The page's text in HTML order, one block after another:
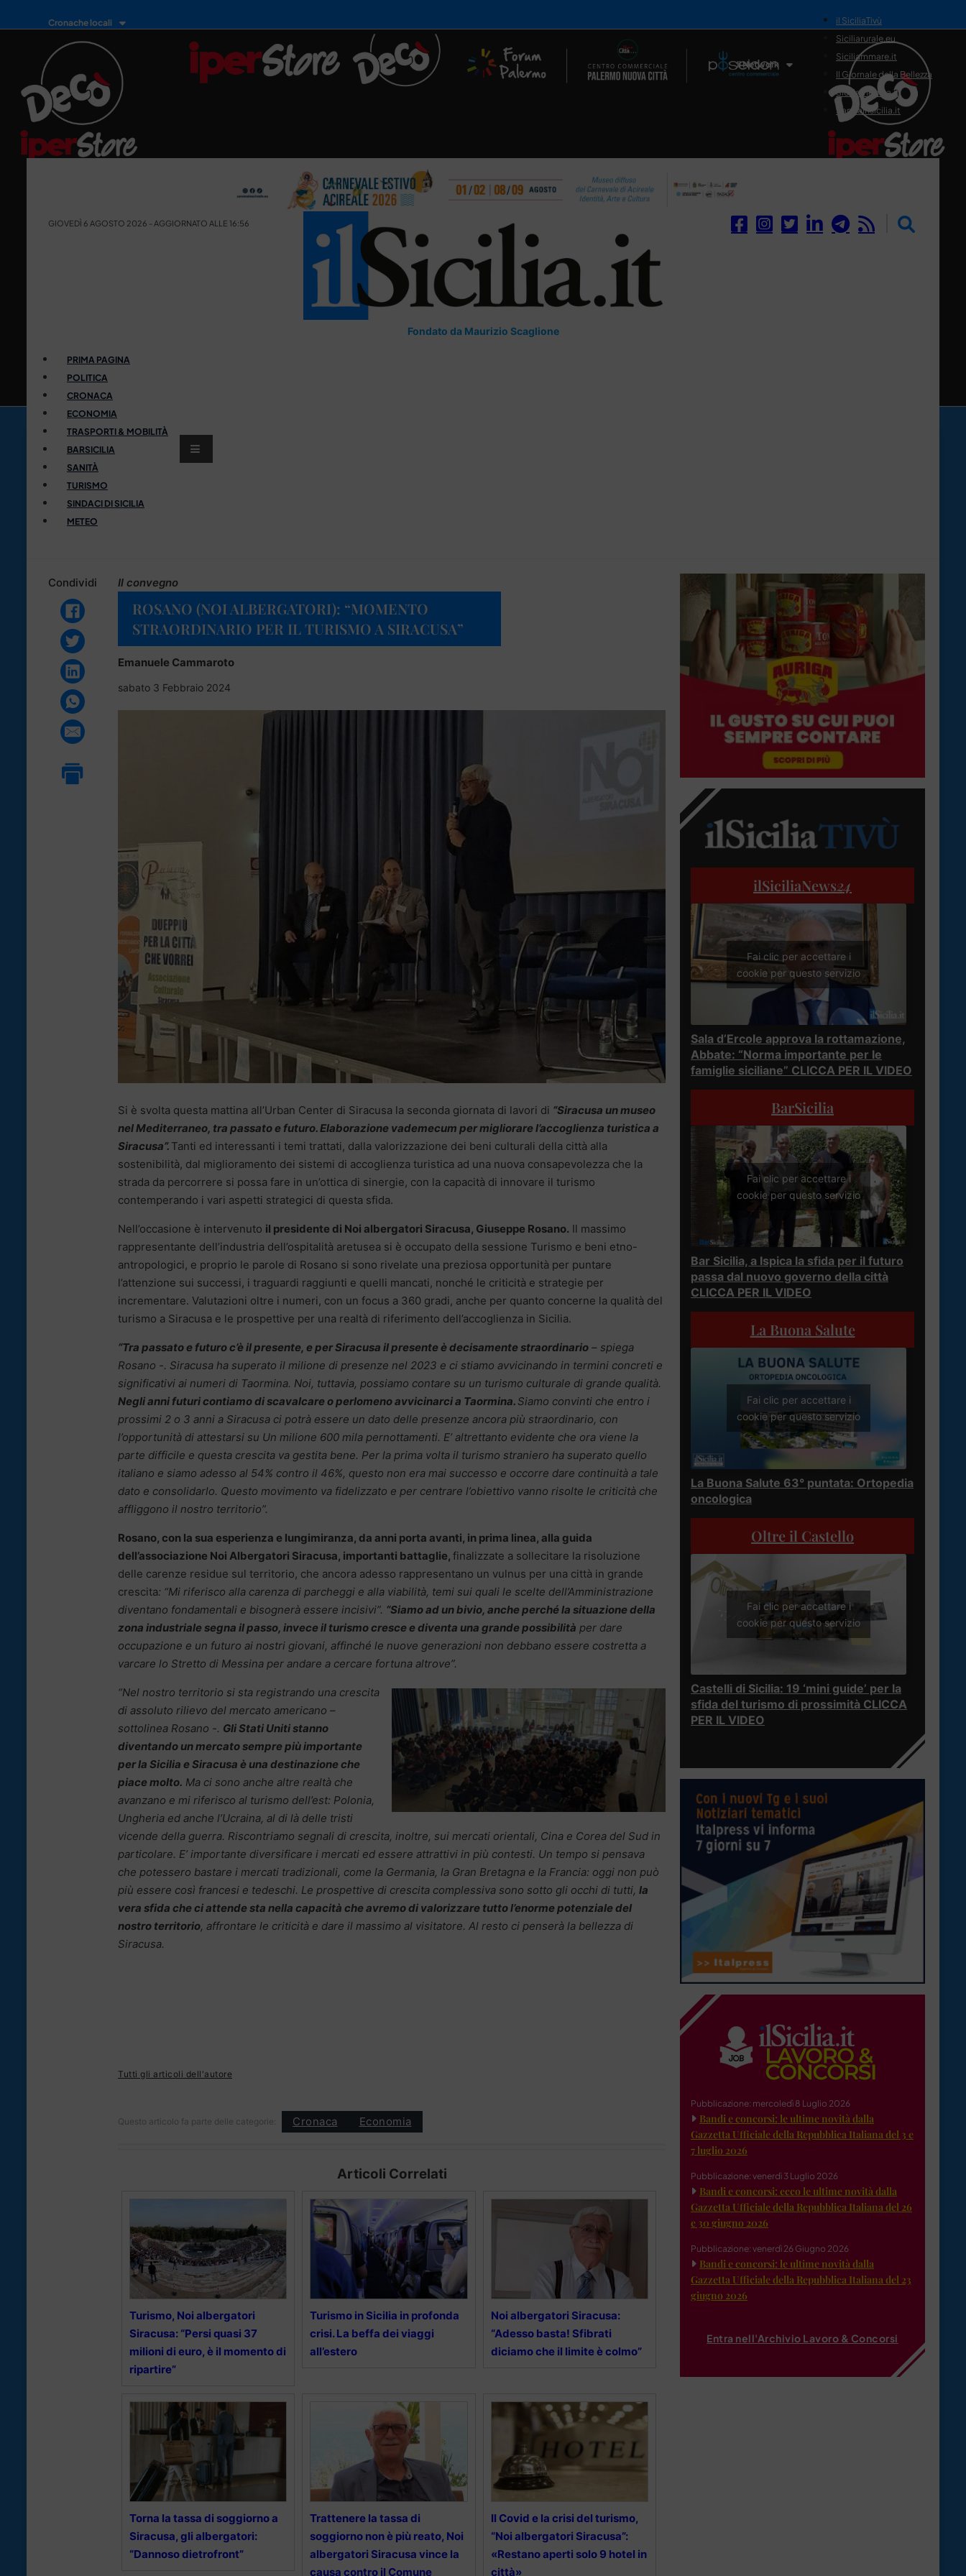
Cronache locali
Il Network
il SiciliaTivù
Siciliarurale.eu
Siciliammare.it
Il Giornale della Bellezza
Siciliamedica.it
Sanitainsicilia.it
GIOVEDÌ 6 AGOSTO 2026 - AGGIORNATO ALLE 16:56
Fondato da Maurizio Scaglione
PRIMA PAGINA
POLITICA
CRONACA
ECONOMIA
TRASPORTI & MOBILITÀ
BARSICILIA
SANITÀ
TURISMO
SINDACI DI SICILIA
METEO
Condividi Il convegno
ROSANO (NOI ALBERGATORI): “MOMENTO
STRAORDINARIO PER IL TURISMO A SIRACUSA”
Emanuele Cammaroto
sabato 3 Febbraio 2024
Si è svolta questa mattina all’Urban Center di Siracusa la seconda giornata di lavori di “Siracusa un museo
nel Mediterraneo, tra passato e futuro. Elaborazione vademecum per migliorare l’accoglienza turistica a
Siracusa”. Tanti ed interessanti i temi trattati, dalla valorizzazione dei beni culturali della città alla
sostenibilità, dal miglioramento dei sistemi di accoglienza turistica ad una nuova consapevolezza che la
strada da percorrere si possa fare in un’ottica di sinergie, con la capacità di innovare il turismo
contemperando i vari aspetti strategici di questa sfida.
Nell’occasione è intervenuto il presidente di Noi albergatori Siracusa, Giuseppe Rosano. Il massimo
rappresentante dell’industria dell’ospitalità aretusea si è occupato della sessione Turismo e beni etno-
antropologici, e proprio le parole di Rosano si sono rivelate una preziosa opportunità per puntare
l’attenzione sui successi, i traguardi raggiunti e quelli mancati, nonché le criticità e strategie per
incrementare. Valutazioni oltre i numeri, con un focus a 360 gradi, anche per quanto concerne la qualità del
turismo a Siracusa e le prospettive per una realtà di riferimento dell’accoglienza in Sicilia.
“Tra passato e futuro c’è il presente, e per Siracusa il presente è decisamente straordinario – spiega
Rosano -. Siracusa ha superato il milione di presenze nel 2023 e ci stiamo avvicinando in termini concreti e
significativi ai numeri di Taormina. Noi, tuttavia, possiamo contare su un turismo culturale di grande qualità.
Negli anni futuri contiamo di scavalcare o perlomeno avvicinarci a Taormina. Siamo convinti che entro i
prossimi 2 o 3 anni a Siracusa ci potrà essere un dato delle presenze ancora più straordinario, con
l’opportunità di attestarsi su Un milione 600 mila pernottamenti. E’ altrettanto evidente che ora viene la
parte difficile e questa crescita va gestita bene. Per la prima volta il turismo straniero ha superato quello
italiano e siamo adesso al 54% contro il 46%, questo non era mai successo e occorre dare continuità a tale
dato e consolidarlo. Questo movimento va fidelizzato e per centrare l’obiettivo vanno risolte le criticità che
affliggono il nostro territorio”.
Rosano, con la sua esperienza e lungimiranza, da anni porta avanti, in prima linea, alla guida
dell’associazione Noi Albergatori Siracusa, importanti battaglie, finalizzate a sollecitare la risoluzione
delle carenze residue sul territorio, che ancora adesso rappresentano un vulnus per una città in grande
crescita: “Mi riferisco alla carenza di parcheggi e alla viabilità, temi sui quali le scelte dell’Amministrazione
diventano fondamentali e bisognerà essere incisivi”. “Siamo ad un bivio, anche perché la situazione della
zona industriale segna il passo, invece il turismo cresce e diventa una grande possibilità per dare
occupazione e un futuro ai nostri giovani, affinché le nuove generazioni non debbano essere costretta a
varcare lo Stretto di Messina per andare a cercare fortuna altrove”.
“Nel nostro territorio si sta registrando una crescita
di assoluto rilievo del mercato americano –
sottolinea Rosano -. Gli Stati Uniti stanno
diventando un mercato sempre più importante
per la Sicilia e Siracusa è una destinazione che
piace molto. Ma ci sono anche altre realtà che
avanzano e mi riferisco al turismo dell’est: Polonia,
Ungheria ed anche l’Ucraina, al di là delle tristi
vicende della guerra. Riscontriamo segnali di crescita, inoltre, sui mercati orientali, Cina e Corea del Sud in
particolare. E’ importante diversificare i mercati ed essere attrattivi in più contesti. Un tempo si pensava
che potessero bastare i mercati tradizionali, come la Germania, la Gran Bretagna e la Francia: oggi non può
più essere così francesi e tedeschi. Le prospettive di crescita complessiva sono sotto gli occhi di tutti, la
vera sfida che ci attende sta nella capacità che avremo di valorizzare tutto l’enorme potenziale del
nostro territorio, affrontare le criticità e dare il massimo al visitatore. Al resto ci penserà la bellezza di
Siracusa.
Tutti gli articoli dell'autore
Questo articolo fa parte delle categorie: Cronaca Economia
Articoli Correlati
Turismo, Noi albergatori
Siracusa: “Persi quasi 37
milioni di euro, è il momento di
ripartire”
Turismo in Sicilia in profonda
crisi. La beffa dei viaggi
all’estero
Noi albergatori Siracusa:
“Adesso basta! Sfibrati
diciamo che il limite è colmo”
Torna la tassa di soggiorno a
Siracusa, gli albergatori:
“Dannoso dietrofront”
Trattenere la tassa di
soggiorno non è più reato, Noi
albergatori Siracusa vince la
causa contro il Comune
Il Covid e la crisi del turismo,
“Noi albergatori Siracusa”:
«Restano aperti solo 9 hotel in
città»
ilSiciliaNews24
Fai clic per accettare i
cookie per questo servizio
Sala d’Ercole approva la rottamazione,
Abbate: “Norma importante per le
famiglie siciliane” CLICCA PER IL VIDEO
BarSicilia
Fai clic per accettare i
cookie per questo servizio
Bar Sicilia, a Ispica la sfida per il futuro
passa dal nuovo governo della città
CLICCA PER IL VIDEO
La Buona Salute
Fai clic per accettare i
cookie per questo servizio
La Buona Salute 63° puntata: Ortopedia
oncologica
Oltre il Castello
Fai clic per accettare i
cookie per questo servizio
Castelli di Sicilia: 19 ‘mini guide’ per la
sfida del turismo di prossimità CLICCA
PER IL VIDEO
Pubblicazione: mercoledì 8 Luglio 2026
Bandi e concorsi: le ultime novità dalla
Gazzetta Ufficiale della Repubblica Italiana del 3 e
7 luglio 2026
Pubblicazione: venerdì 3 Luglio 2026
Bandi e concorsi: ecco le ultime novità dalla
Gazzetta Ufficiale della Repubblica Italiana del 26
e 30 giugno 2026
Pubblicazione: venerdì 26 Giugno 2026
Bandi e concorsi: le ultime novità dalla
Gazzetta Ufficiale della Repubblica Italiana del 23
giugno 2026
Entra nell'Archivio Lavoro & Concorsi